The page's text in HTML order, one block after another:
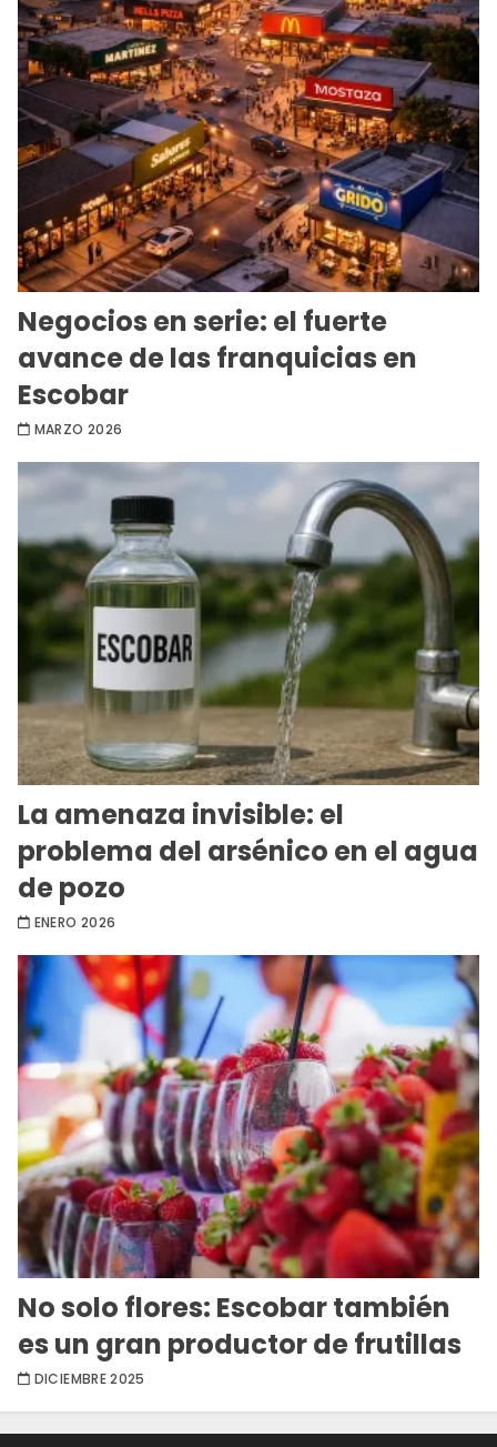
Negocios en serie: el fuerte
avance de las franquicias en
Escobar
MARZO 2026
La amenaza invisible: el
problema del arsénico en el agua
de pozo
ENERO 2026
No solo flores: Escobar también
es un gran productor de frutillas
DICIEMBRE 2025